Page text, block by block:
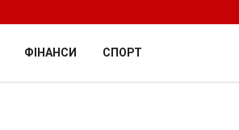
ФІНАНСИ СПОРТ